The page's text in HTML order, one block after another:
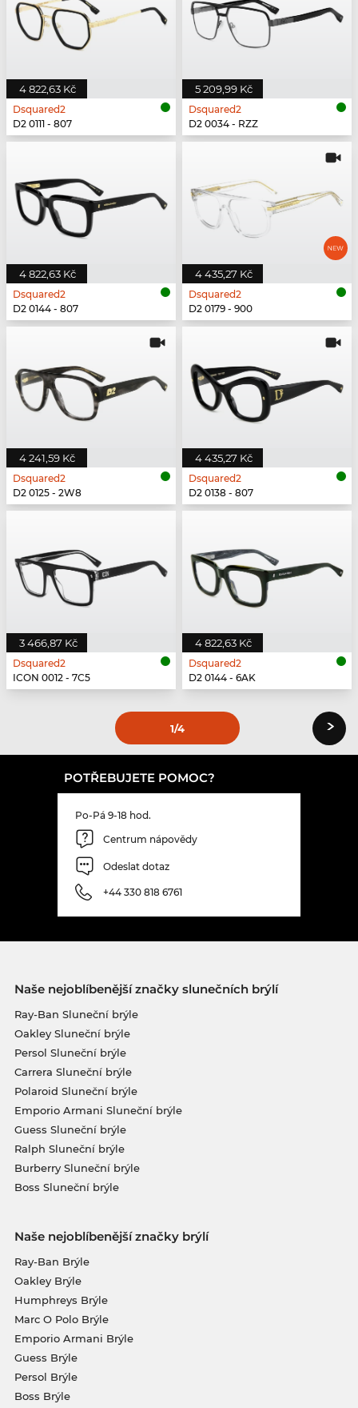
4 822,63 Kč
Dsquared2
D2 0111 - 807
5 209,99 Kč
Dsquared2
D2 0034 - RZZ
4 822,63 Kč
Dsquared2
D2 0144 - 807
4 435,27 Kč
Dsquared2
D2 0179 - 900
4 241,59 Kč
Dsquared2
D2 0125 - 2W8
4 435,27 Kč
Dsquared2
D2 0138 - 807
3 466,87 Kč
Dsquared2
ICON 0012 - 7C5
4 822,63 Kč
Dsquared2
D2 0144 - 6AK
1/4 ›
POTŘEBUJETE POMOC?
Po-Pá 9-18 hod.
Centrum nápovědy
Odeslat dotaz
+44 330 818 6761
Naše nejoblíbenější značky slunečních brýlí
Ray-Ban Sluneční brýle
Oakley Sluneční brýle
Persol Sluneční brýle
Carrera Sluneční brýle
Polaroid Sluneční brýle
Emporio Armani Sluneční brýle
Guess Sluneční brýle
Ralph Sluneční brýle
Burberry Sluneční brýle
Boss Sluneční brýle
Naše nejoblíbenější značky brýlí
Ray-Ban Brýle
Oakley Brýle
Humphreys Brýle
Marc O Polo Brýle
Emporio Armani Brýle
Guess Brýle
Persol Brýle
Boss Brýle